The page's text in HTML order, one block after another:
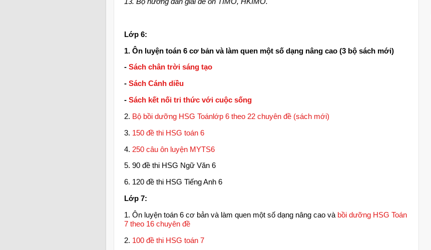
Lớp 6:
1. Ôn luyện toán 6 cơ bản và làm quen một số dạng nâng cao (3 bộ sách mới)
- Sách chân trời sáng tạo
- Sách Cánh diều
- Sách kết nối tri thức với cuộc sống
2. Bộ bồi dưỡng HSG Toánlớp 6 theo 22 chuyên đề (sách mới)
3. 150 đề thi HSG toán 6
4. 250 câu ôn luyện MYTS6
5. 90 đề thi HSG Ngữ Văn 6
6. 120 đề thi HSG Tiếng Anh 6
Lớp 7:
1. Ôn luyện toán 6 cơ bản và làm quen một số dạng nâng cao và bồi dưỡng HSG Toán
7 theo 16 chuyên đề
2. 100 đề thi HSG toán 7